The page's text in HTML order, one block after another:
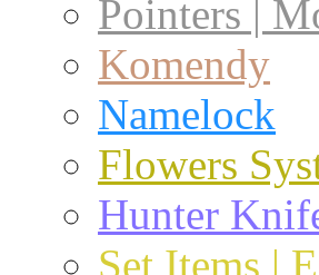
Pointers |
Komendy
Namelock
Flowers
Hunter
Set Items |